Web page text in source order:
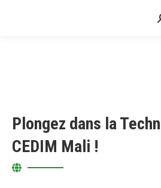
Plongez dans la
CEDIM Mali !